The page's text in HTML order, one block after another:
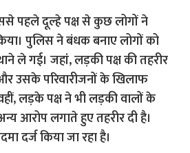
पहले दूल्हे पक्ष से कुछ लोगों ने
पुलिस ने बंधक बनाए लोगों को
ले गई। जहां, लड़की पक्ष की तहरीर
उसके परिवारीजनों के खिलाफ
लड़के पक्ष ने भी लड़की वालों के
आरोप लगाते हुए तहरीर दी है।
दर्ज किया जा रहा है।